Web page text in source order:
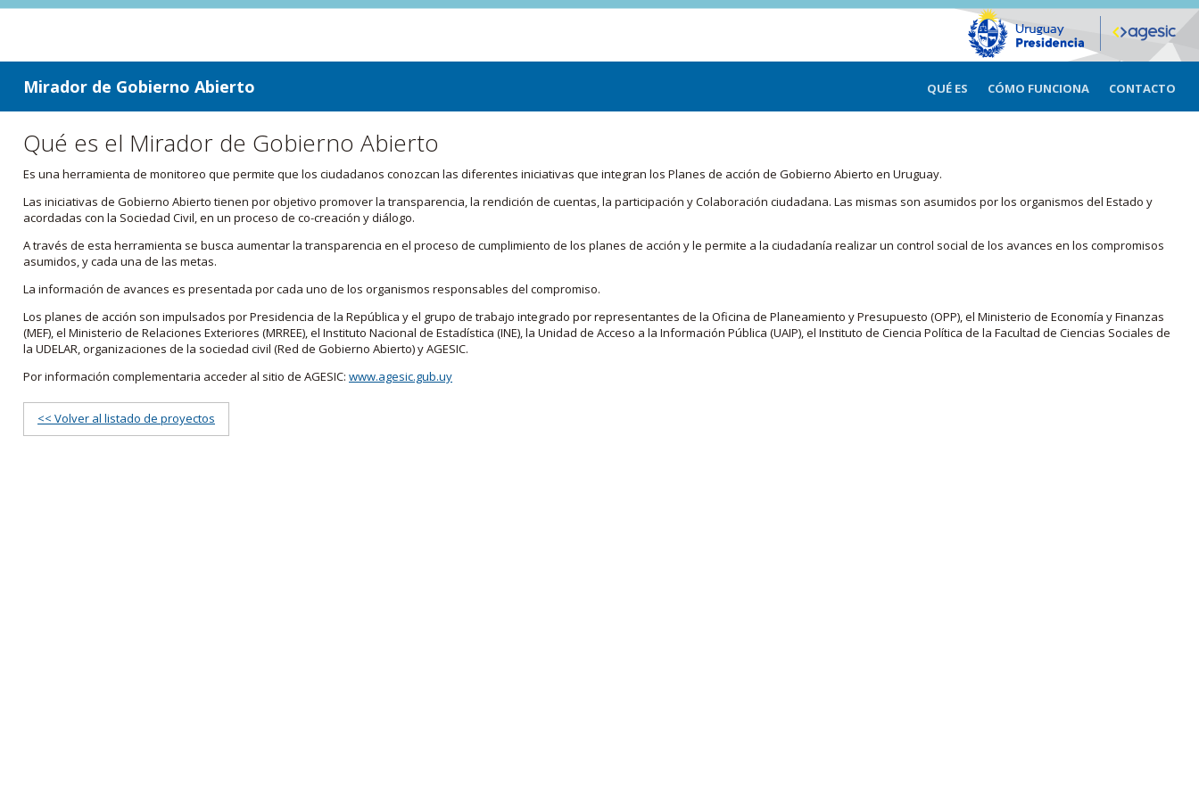
ir a contenido
ir al menú
Mirador de Gobierno Abierto QUÉ ES CÓMO FUNCIONA CONTACTO
Qué es el Mirador de Gobierno Abierto
Es una herramienta de monitoreo que permite que los ciudadanos conozcan las diferentes iniciativas que integran los Planes de acción de Gobierno Abierto en Uruguay.
Las iniciativas de Gobierno Abierto tienen por objetivo promover la transparencia, la rendición de cuentas, la participación y Colaboración ciudadana. Las mismas son asumidos por los organismos del Estado y
acordadas con la Sociedad Civil, en un proceso de co-creación y diálogo.
A través de esta herramienta se busca aumentar la transparencia en el proceso de cumplimiento de los planes de acción y le permite a la ciudadanía realizar un control social de los avances en los compromisos
asumidos, y cada una de las metas.
La información de avances es presentada por cada uno de los organismos responsables del compromiso.
Los planes de acción son impulsados por Presidencia de la República y el grupo de trabajo integrado por representantes de la Oficina de Planeamiento y Presupuesto (OPP), el Ministerio de Economía y Finanzas
(MEF), el Ministerio de Relaciones Exteriores (MRREE), el Instituto Nacional de Estadística (INE), la Unidad de Acceso a la Información Pública (UAIP), el Instituto de Ciencia Política de la Facultad de Ciencias Sociales de
la UDELAR, organizaciones de la sociedad civil (Red de Gobierno Abierto) y AGESIC.
Por información complementaria acceder al sitio de AGESIC: www.agesic.gub.uy
<< Volver al listado de proyectos